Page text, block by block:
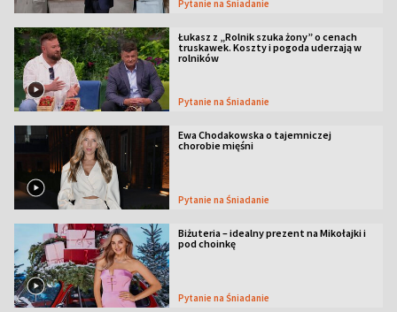
Pytanie na Śniadanie
Łukasz z „Rolnik szuka żony” o cenach
truskawek. Koszty i pogoda uderzają w
rolników
Pytanie na Śniadanie
Ewa Chodakowska o tajemniczej
chorobie mięśni
Pytanie na Śniadanie
Biżuteria – idealny prezent na Mikołajki i
pod choinkę
Pytanie na Śniadanie